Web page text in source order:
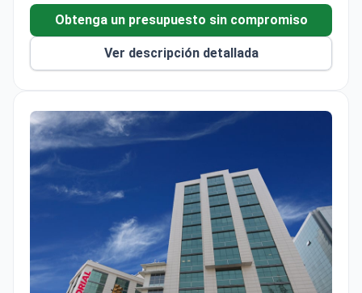
Obtenga un presupuesto sin compromiso
Ver descripción detallada